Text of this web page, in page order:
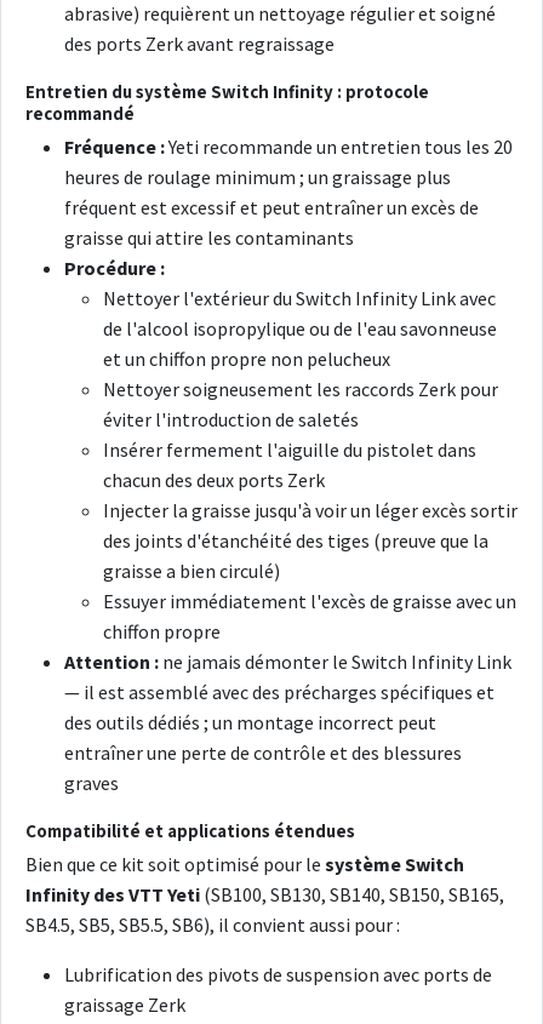
abrasive) requièrent un nettoyage régulier et soigné
des ports Zerk avant regraissage
Entretien du système Switch Infinity : protocole
recommandé
Fréquence :Yeti recommande un entretien tous les 20
heures de roulage minimum ; un graissage plus
fréquent est excessif et peut entraîner un excès de
graisse qui attire les contaminants
Procédure :
Nettoyer l'extérieur du Switch Infinity Link avec
de l'alcool isopropylique ou de l'eau savonneuse
et un chiffon propre non pelucheux
Nettoyer soigneusement les raccords Zerk pour
éviter l'introduction de saletés
Insérer fermement l'aiguille du pistolet dans
chacun des deux ports Zerk
Injecter la graisse jusqu'à voir un léger excès sortir
des joints d'étanchéité des tiges (preuve que la
graisse a bien circulé)
Essuyer immédiatement l'excès de graisse avec un
chiffon propre
Attention : ne jamais démonter le Switch Infinity Link
— il est assemblé avec des précharges spécifiques et
des outils dédiés ; un montage incorrect peut
entraîner une perte de contrôle et des blessures
graves
Compatibilité et applications étendues
Bien que ce kit soit optimisé pour le système Switch
Infinity des VTT Yeti (SB100, SB130, SB140, SB150, SB165,
SB4.5, SB5, SB5.5, SB6), il convient aussi pour :
Lubrification des pivots de suspension avec ports de
graissage Zerk